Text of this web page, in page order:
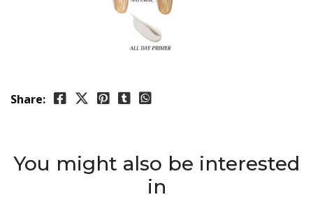
Share:
You might also be interested
in